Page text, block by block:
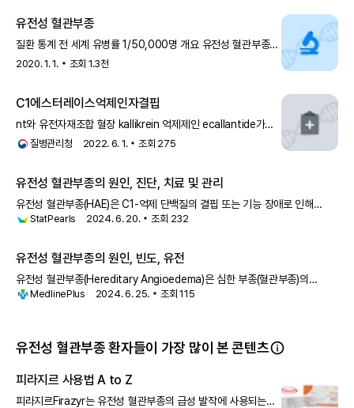
유전성 혈관부종
질환 통계 전 세계 유병률 1/50,000명 개요 유전성 혈관부종은
피부 아래 조직과 폐, 장벽 등이 붓는 질환입니다. 유형 우리
2020. 1. 1. 조회 1.3천
C1에스터레이스억제인자결핍
nt와 유전자재조합 혈장 kallikrein 억제제인 ecallantide가
있습니다. Icatibant는 유전성 혈관부종의 급성 악화시 사용할
질병관리청 2022. 6. 1. 조회 275
유전성 혈관부종의 원인, 진단, 치료 및 관리
유전성 혈관부종(HAE)은 C1-억제 단백질의 결핍 또는 기능 장애로 인해
발생하는 상염색체 우성 질환입니다. 이러한 이유
StatPearls 2024. 6. 20. 조회 232
유전성 혈관부종의 원인, 빈도, 유전
유전성 혈관부종(Hereditary Angioedema)은 심한 부종(혈관부종)의
재발성 에피소드로 특징지어지는 질환입니다
MedlinePlus 2024. 6. 25. 조회115
유전성 혈관부종 환자들이 가장 많이 본 콘텐츠
피라지르 사용법 A to Z
피라지르Firazyr는 유전성 혈관부종의 급성 발작에 사용되는